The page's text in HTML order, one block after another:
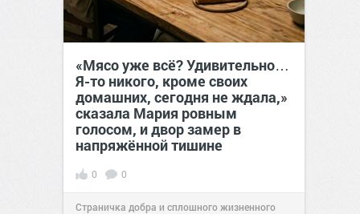
«Мясо уже всё? Удивительно…
Я-то никого, кроме своих
домашних, сегодня не ждала,»
сказала Мария ровным
голосом, и двор замер в
напряжённой тишине
0 0
Страничка добра и сплошного жизненного